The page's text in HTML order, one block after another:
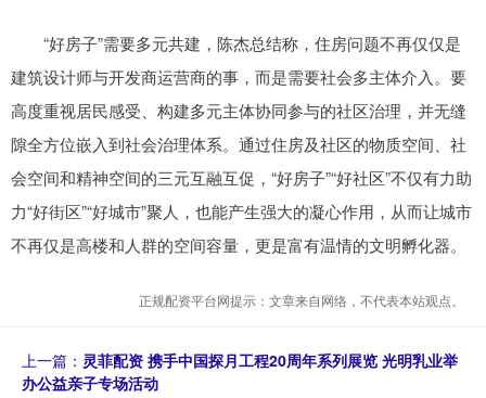
“好房子”需要多元共建，陈杰总结称，住房问题不再仅仅是
建筑设计师与开发商运营商的事，而是需要社会多主体介入。要
高度重视居民感受、构建多元主体协同参与的社区治理，并无缝
隙全方位嵌入到社会治理体系。通过住房及社区的物质空间、社
会空间和精神空间的三元互融互促，“好房子”“好社区”不仅有力助
力“好街区”“好城市”聚人，也能产生强大的凝心作用，从而让城市
不再仅是高楼和人群的空间容量，更是富有温情的文明孵化器。
正规配资平台网提示：文章来自网络，不代表本站观点。
上一篇： 灵菲配资 携手中国探月工程20周年系列展览 光明乳业举
办公益亲子专场活动